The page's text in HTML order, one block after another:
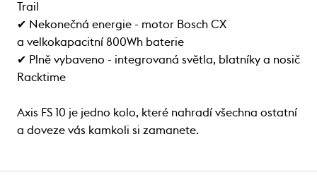
Trail
✔ Nekonečná energie - motor Bosch CX
a velkokapacitní 800Wh baterie
✔ Plně vybaveno - integrovaná světla, blatníky a nosič
Racktime
Axis FS 10 je jedno kolo, které nahradí všechna ostatní
a doveze vás kamkoli si zamanete.